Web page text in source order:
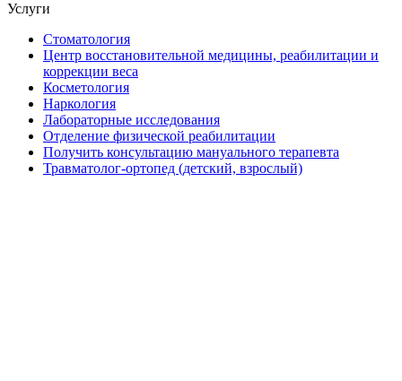
Услуги
Стоматология
Центр восстановительной медицины, реабилитации и
коррекции веса
Косметология
Наркология
Лабораторные исследования
Отделение физической реабилитации
Получить консультацию мануального терапевта
Травматолог-ортопед (детский, взрослый)